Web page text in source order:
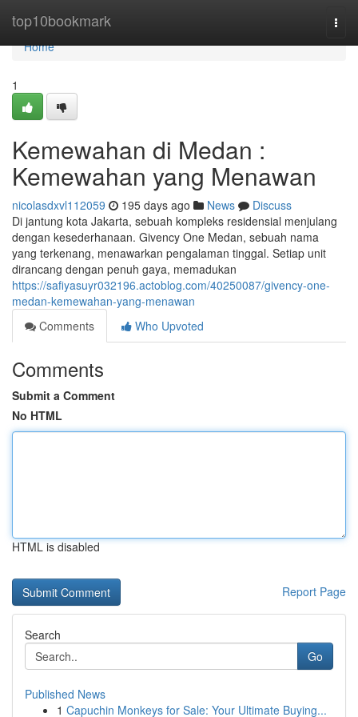
top10bookmark
Home
Home
1
Kemewahan di Medan :
Kemewahan yang Menawan
nicolasdxvl112059 195 days ago News
Discuss
Di jantung kota Jakarta, sebuah kompleks residensial menjulang
dengan kesederhanaan. Givency One Medan, sebuah nama
yang terkenang, menawarkan pengalaman tinggal. Setiap unit
dirancang dengan penuh gaya, memadukan
https://safiyasuyr032196.actoblog.com/40250087/givency-one-
medan-kemewahan-yang-menawan
Comments
Who Upvoted
Comments
Submit a Comment
No HTML
HTML is disabled
Report Page
Search
Go
Published News
1 Capuchin Monkeys for Sale: Your Ultimate Buying...